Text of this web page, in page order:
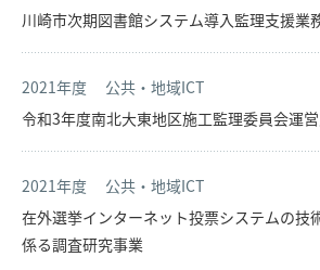
川崎市次期図書館システム導入監理支援業
2021年度
公共・地域ICT
令和3年度南北大東地区施工監理委員会運
2021年度
公共・地域ICT
在外選挙インターネット投票システムの技
係る調査研究事業